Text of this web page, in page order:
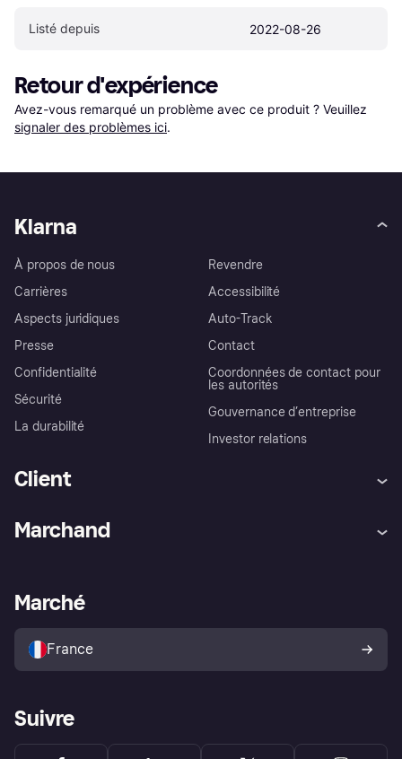
Listé depuis 2022-08-26
Retour d'expérience
Avez-vous remarqué un problème avec ce produit ? Veuillez
signaler des problèmes ici.
Klarna
À propos de nous
Carrières
Aspects juridiques
Presse
Confidentialité
Sécurité
La durabilité
Revendre
Accessibilité
Auto-Track
Contact
Coordonnées de contact pour
les autorités
Gouvernance d’entreprise
Investor relations
Client
Explorez les magasins
Politique de protection de
l’acheteur Klarna
Marchand
Portail Marchand
Marché
France
Suivre